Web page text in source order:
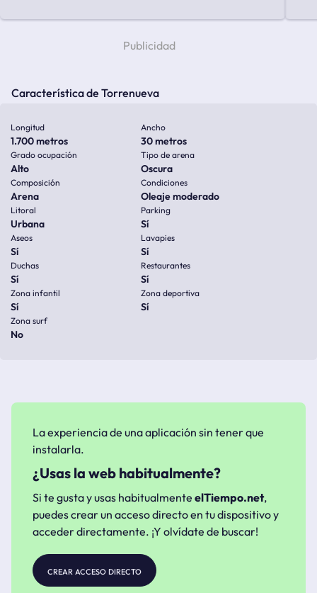
Característica de Torrenueva
Longitud
1.700 metros
Ancho
30 metros
Grado ocupación
Alto
Tipo de arena
Oscura
Composición
Arena
Condiciones
Oleaje moderado
Litoral
Urbana
Parking
Sí
Aseos
Sí
Lavapies
Sí
Duchas
Sí
Restaurantes
Sí
Zona infantil
Sí
Zona deportiva
Sí
Zona surf
No
La experiencia de una aplicación sin tener que
instalarla.
¿Usas la web habitualmente?
Si te gusta y usas habitualmente elTiempo.net,
puedes crear un acceso directo en tu dispositivo y
acceder directamente. ¡Y olvídate de buscar!
crear acceso directo